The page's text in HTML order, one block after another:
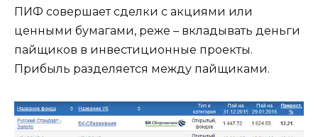
ПИФ совершает сделки с акциями или
ценными бумагами, реже – вкладывать деньги
пайщиков в инвестиционные проекты.
Прибыль разделяется между пайщиками.